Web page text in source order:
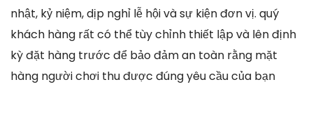
nhật, kỷ niệm, dịp nghỉ lễ hội và sự kiện đơn vị. quý
khách hàng rất có thể tùy chỉnh thiết lập và lên định
kỳ đặt hàng trước để bảo đảm an toàn rằng mặt
hàng người chơi thu được đúng yêu cầu của bạn